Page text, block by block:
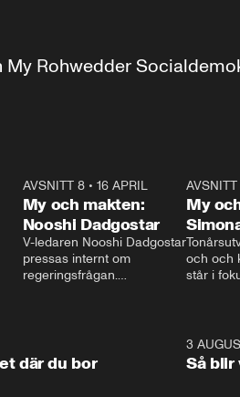
Rohwedder
AVSNITT 8• 16 APRIL
My och makten:
Nooshi Dadgostar
V-ledaren Nooshi Dadgostar
pressas internt om
regeringsfrågan.
– Vi ställer upp i val. Ska vi
vara med så sitter vi förstås
AVSNITT
My
och och
står i
där du bor
3
Så blir